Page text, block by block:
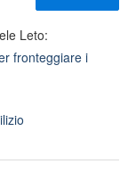
Leto:
fronteggiare i